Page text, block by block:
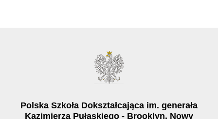
Polska Szkoła Dokształcająca im. generała
Kazimierza Pułaskiego - Brooklyn, Nowy